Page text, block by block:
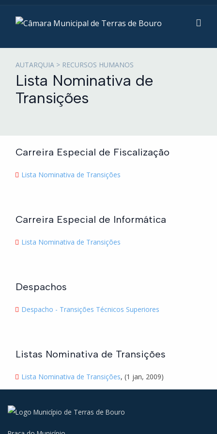
AUTARQUIA > RECURSOS HUMANOS
Lista Nominativa de
Transições
Carreira Especial de Fiscalização
Lista Nominativa de Transições
Carreira Especial de Informática
Lista Nominativa de Transições
Despachos
Despacho - Transições Técnicos Superiores
Listas Nominativa de Transições
Lista Nominativa de Transições, (1 jan, 2009)